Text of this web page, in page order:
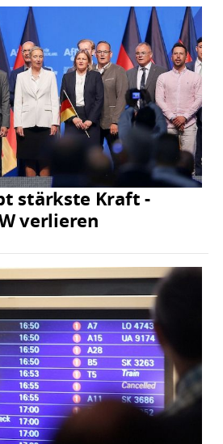
stärkste Kraft -
verlieren